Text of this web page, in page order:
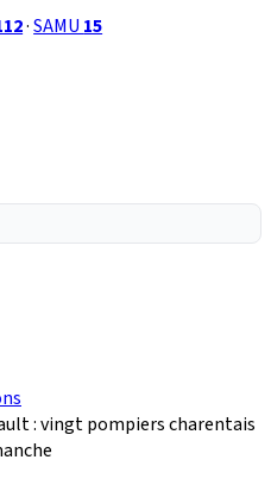
·SAMU 15
: vingt pompiers charentais